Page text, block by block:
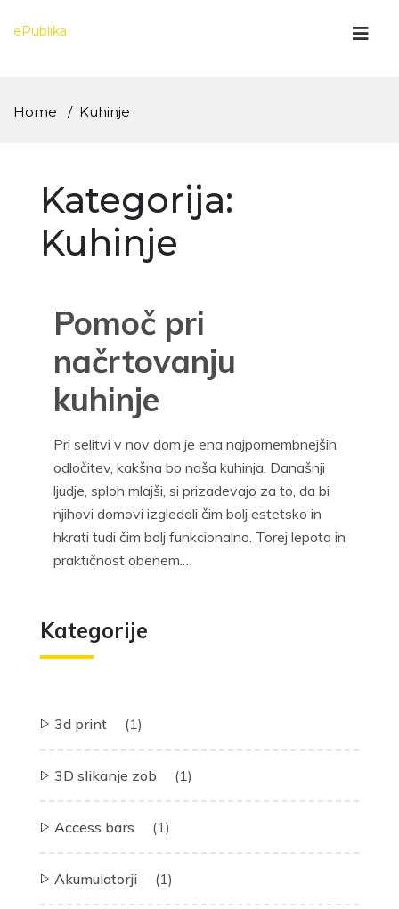
ePublika
Home Kuhinje
Kategorija:
Kuhinje
Pomoč pri
načrtovanju
kuhinje
Pri selitvi v nov dom je ena najpomembnejših
odločitev, kakšna bo naša kuhinja. Današnji
ljudje, sploh mlajši, si prizadevajo za to, da bi
njihovi domovi izgledali čim bolj estetsko in
hkrati tudi čim bolj funkcionalno. Torej lepota in
praktičnost obenem.…
Kategorije
3d print (1)
3D slikanje zob (1)
Access bars (1)
Akumulatorji (1)